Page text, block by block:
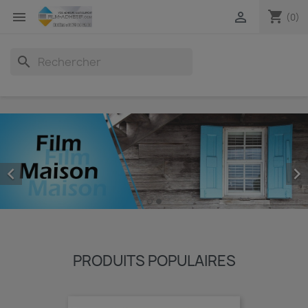
 shopping_cart (0)

search
 
PRODUITS POPULAIRES